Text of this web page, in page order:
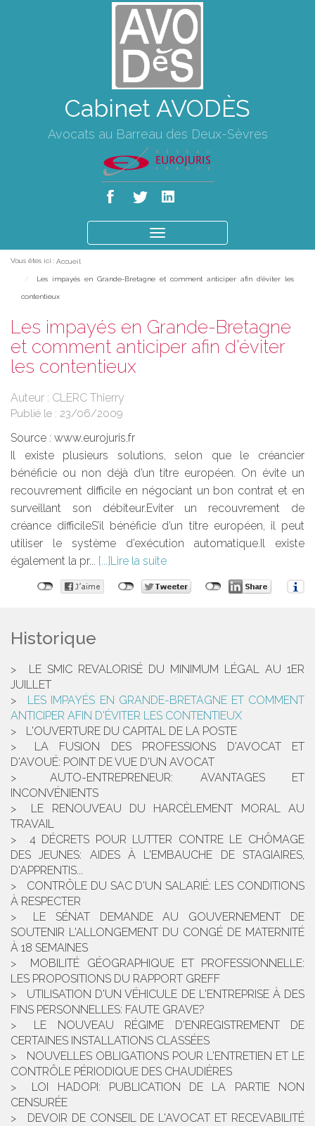
Cabinet AVODÈS
Avocats au Barreau des Deux-Sèvres
le
Vous êtes ici : Accueil
Les impayés en Grande-Bretagne et comment anticiper afin d'éviter les
contentieux
Les impayés en Grande-Bretagne
et comment anticiper afin d'éviter
les contentieux
Auteur : CLERC Thierry
Publié le : 23/06/2009
Source : www.eurojuris.fr
Il existe plusieurs solutions, selon que le créancier
bénéficie ou non déjà d’un titre européen. On évite un
recouvrement difficile en négociant un bon contrat et en
surveillant son débiteur.Eviter un recouvrement de
créance difficileS’il bénéficie d’un titre européen, il peut
utiliser le système d’exécution automatique.Il existe
également la pr...
Lire la suite
Historique
LE SMIC REVALORISÉ DU MINIMUM LÉGAL AU 1ER
JUILLET
LES IMPAYÉS EN GRANDE-BRETAGNE ET COMMENT
ANTICIPER AFIN D'ÉVITER LES CONTENTIEUX
L'OUVERTURE DU CAPITAL DE LA POSTE
LA FUSION DES PROFESSIONS D'AVOCAT ET
D'AVOUÉ: POINT DE VUE D'UN AVOCAT
AUTO-ENTREPRENEUR: AVANTAGES ET
INCONVÉNIENTS
LE RENOUVEAU DU HARCÈLEMENT MORAL AU
TRAVAIL
4 DÉCRETS POUR LUTTER CONTRE LE CHÔMAGE
DES JEUNES: AIDES À L'EMBAUCHE DE STAGIAIRES,
D'APPRENTIS...
CONTRÔLE DU SAC D'UN SALARIÉ: LES CONDITIONS
À RESPECTER
LE SÉNAT DEMANDE AU GOUVERNEMENT DE
SOUTENIR L'ALLONGEMENT DU CONGÉ DE MATERNITÉ
À 18 SEMAINES
MOBILITÉ GÉOGRAPHIQUE ET PROFESSIONNELLE:
LES PROPOSITIONS DU RAPPORT GREFF
UTILISATION D'UN VÉHICULE DE L'ENTREPRISE À DES
FINS PERSONNELLES: FAUTE GRAVE?
LE NOUVEAU RÉGIME D'ENREGISTREMENT DE
CERTAINES INSTALLATIONS CLASSÉES
NOUVELLES OBLIGATIONS POUR L'ENTRETIEN ET LE
CONTRÔLE PÉRIODIQUE DES CHAUDIÈRES
LOI HADOPI: PUBLICATION DE LA PARTIE NON
CENSURÉE
DEVOIR DE CONSEIL DE L'AVOCAT ET RECEVABILITÉ